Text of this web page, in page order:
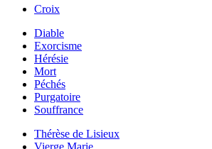
Croix
Diable
Exorcisme
Hérésie
Mort
Péchés
Purgatoire
Souffrance
Thérèse de Lisieux
Vierge Marie